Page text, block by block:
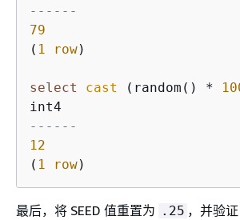
------
79
( 1 row)
select cast (random() *
------
12
( 1 row)
最后，将 SEED 值重置为 .25 ，并验